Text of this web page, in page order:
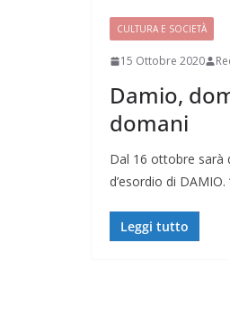
CULTURA E SOCIETÀ
15 Ottobre 2020
Damio,
domani
Dal 16 ottobre sarà
d’esordio di DAMIO.
Leggi tutto